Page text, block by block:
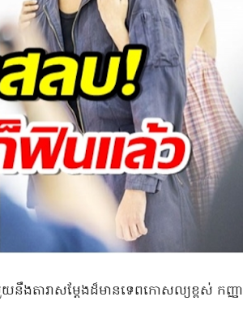
នឹងតារាសម្តែងដ៏មានទេពកោសល្យខ្ពស់ កញ្ញា